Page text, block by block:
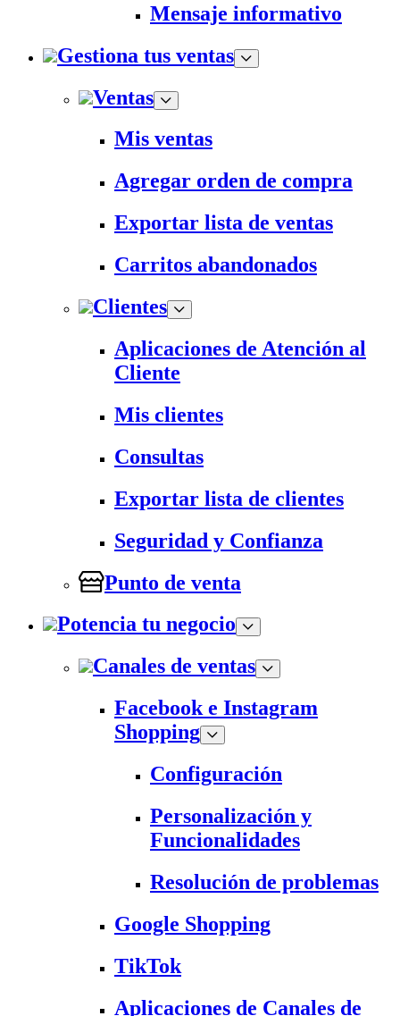
Mensaje informativo
Gestiona tus ventas
Ventas
Mis ventas
Agregar orden de compra
Exportar lista de ventas
Carritos abandonados
Clientes
Aplicaciones de Atención al
Cliente
Mis clientes
Consultas
Exportar lista de clientes
Seguridad y Confianza
Punto de venta
Potencia tu negocio
Canales de ventas
Facebook e Instagram
Shopping
Configuración
Personalización y
Funcionalidades
Resolución de problemas
Google Shopping
TikTok
Aplicaciones de Canales de